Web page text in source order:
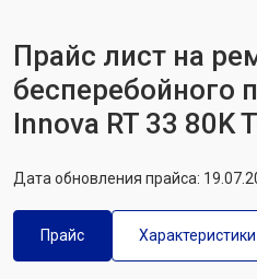
Прайс лист на
бесперебойного
Innova RT 33 80K
Дата обновления прайса:
Прайс Характеристики